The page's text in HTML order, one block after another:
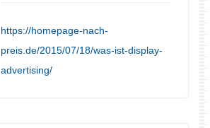
https://homepage-nach-
preis.de/2015/07/18/was-ist-display-
advertising/